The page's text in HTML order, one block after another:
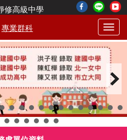
修高級中學
專業群科